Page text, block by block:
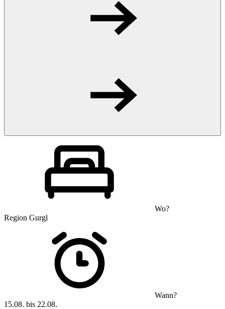
Wo?
Region Gurgl
Wann?
15.08. bis 22.08.